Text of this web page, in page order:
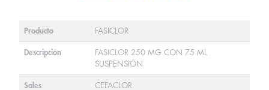
Producto FASICLOR
Descripción
FASICLOR 250 MG CON 75 ML
SUSPENSIÓN
Sales CEFACLOR